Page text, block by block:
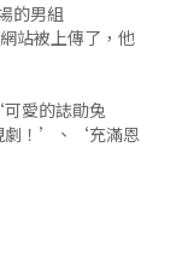
的男組
站被上傳了，他
愛的誌勛兔
劇！’、‘充滿恩